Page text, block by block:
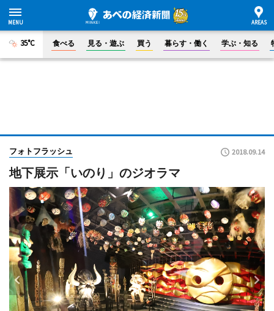
35°C 食べる 見る・遊ぶ 買う 暮らす・働く 学ぶ・知る
フォトフラッシュ 2018.09.14
地下展示「いのり」のジオラマ